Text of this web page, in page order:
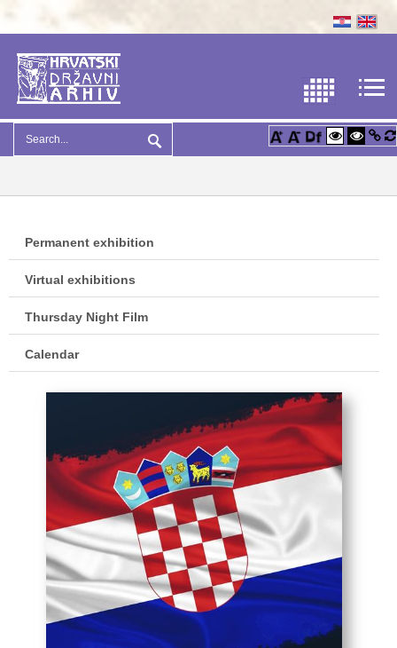
Permanent exhibition
Virtual exhibitions
Thursday Night Film
Calendar